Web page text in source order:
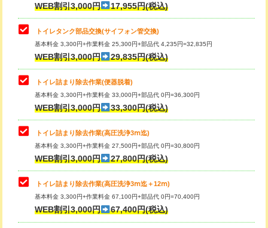
WEB割引3,000円 17,955円(税込)
トイレタンク部品交換(サイフォン管交換)
基本料金 3,300円+作業料金 25,300円+部品代 4,235円=32,835円
WEB割引3,000円 29,835円(税込)
トイレ詰まり除去作業(便器脱着)
基本料金 3,300円+作業料金 33,000円+部品代 0円=36,300円
WEB割引3,000円 33,300円(税込)
トイレ詰まり除去作業(高圧洗浄3ⅿ迄)
基本料金 3,300円+作業料金 27,500円+部品代 0円=30,800円
WEB割引3,000円 27,800円(税込)
トイレ詰まり除去作業(高圧洗浄3ⅿ迄＋12ⅿ)
基本料金 3,300円+作業料金 67,100円+部品代 0円=70,400円
WEB割引3,000円 67,400円(税込)